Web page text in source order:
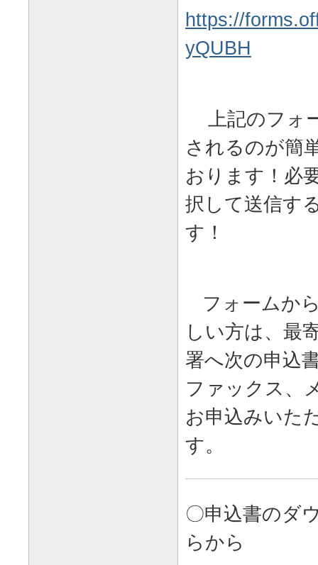
https://
yQUBH
上記のフォ
されるのが簡
おります！必
択して送信す
す！
フォームか
しい方は、最
署へ次の申込
ファックス、
お申込みいた
す。
〇申込書のダ
らから